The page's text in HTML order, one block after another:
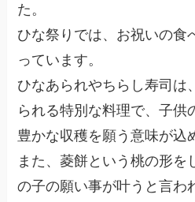
た。
ひな祭りでは、お祝いの食
っています。
ひなあられやちらし寿司は
られる特別な料理で、子供
豊かな収穫を願う意味が込
また、菱餅という桃の形を
の子の願い事が叶うと言わ